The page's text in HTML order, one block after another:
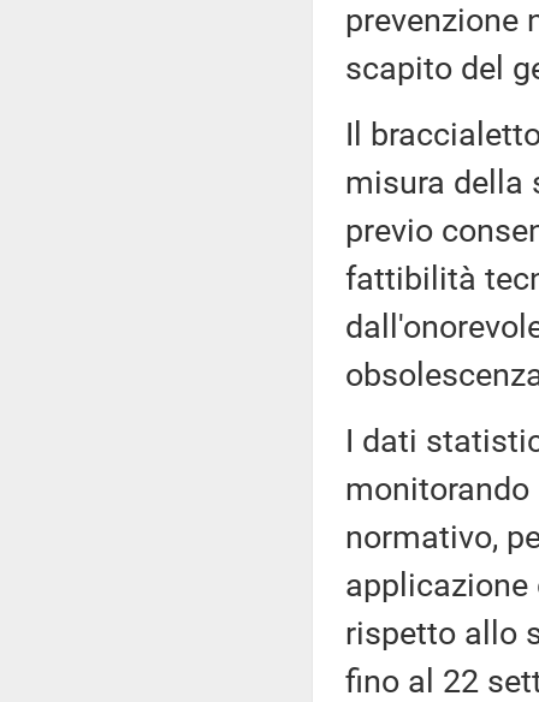
prevenzione
scapito del
Il
misura della
previo
fattibilità
I dati
normativo,
rispetto allo
fino al 22